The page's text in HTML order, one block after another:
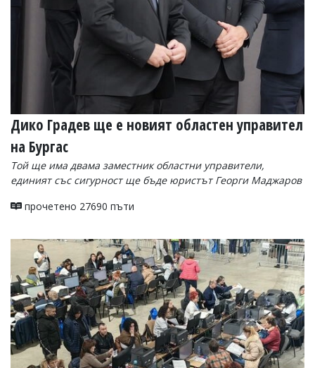
Дико Градев ще е новият областен управител
на Бургас
Той ще има двама заместник областни управители,
единият със сигурност ще бъде юристът Георги Маджаров
прочетено 27690 пъти